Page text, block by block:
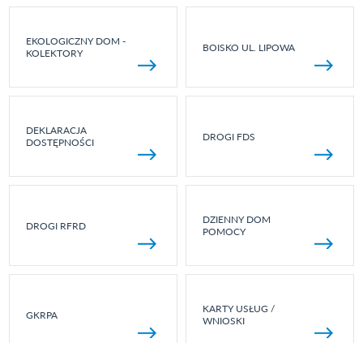
EKOLOGICZNY DOM -
KOLEKTORY
BOISKO UL. LIPOWA
DEKLARACJA
DOSTĘPNOŚCI
DROGI FDS
DROGI RFRD
DZIENNY DOM
POMOCY
GKRPA
KARTY USŁUG /
WNIOSKI